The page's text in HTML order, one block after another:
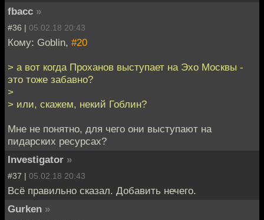
fbacc »
#36 | 05.02.18 20:43
Кому: Goblin, #20
> а вот когда Проханов выступает на Эхо Москвы -
это тоже забавно?
>
> или, скажем, некий Гоблин?
Мне не понятно, для чего они выступают на
пидарских ресурсах?
Investigator »
#37 | 05.02.18 20:43
Всё правильно сказал. Добавить нечего.
Gurken »